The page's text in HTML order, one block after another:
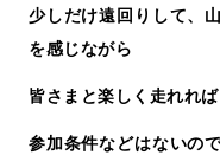
少しだけ遠回りして、
を感じながら
皆さまと楽しく走れれ
参加条件などはないの